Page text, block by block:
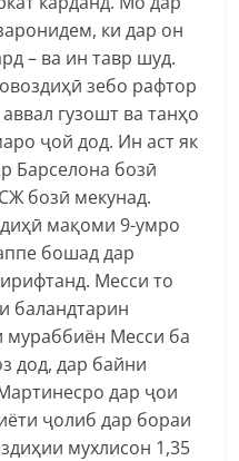
ки дар он
– ва ин тавр шуд.
зебо рафтор
гузошт ва танҳо
ҷой дод. Ин аст як
Барселона бозӣ
бозӣ мекунад.
мақоми 9-умро
бошад дар
Месси то
баландтарин
мураббиён Месси ба
дод, дар байни
дар ҷои
ҷолиб дар бораи
мухлисон 1,35